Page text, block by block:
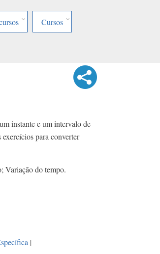
Cursos
instante e um intervalo de
para converter
Variação do tempo.
|